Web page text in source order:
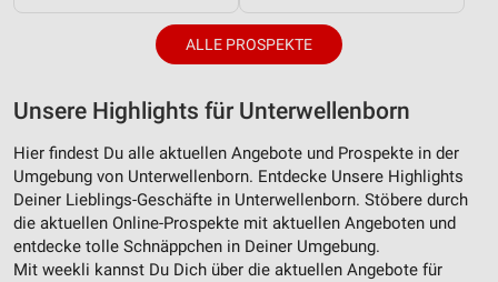
ALLE PROSPEKTE
Unsere Highlights für Unterwellenborn
Hier findest Du alle aktuellen Angebote und Prospekte in der
Umgebung von Unterwellenborn. Entdecke Unsere Highlights
Deiner Lieblings-Geschäfte in Unterwellenborn. Stöbere durch
die aktuellen Online-Prospekte mit aktuellen Angeboten und
entdecke tolle Schnäppchen in Deiner Umgebung.
Mit weekli kannst Du Dich über die aktuellen Angebote für